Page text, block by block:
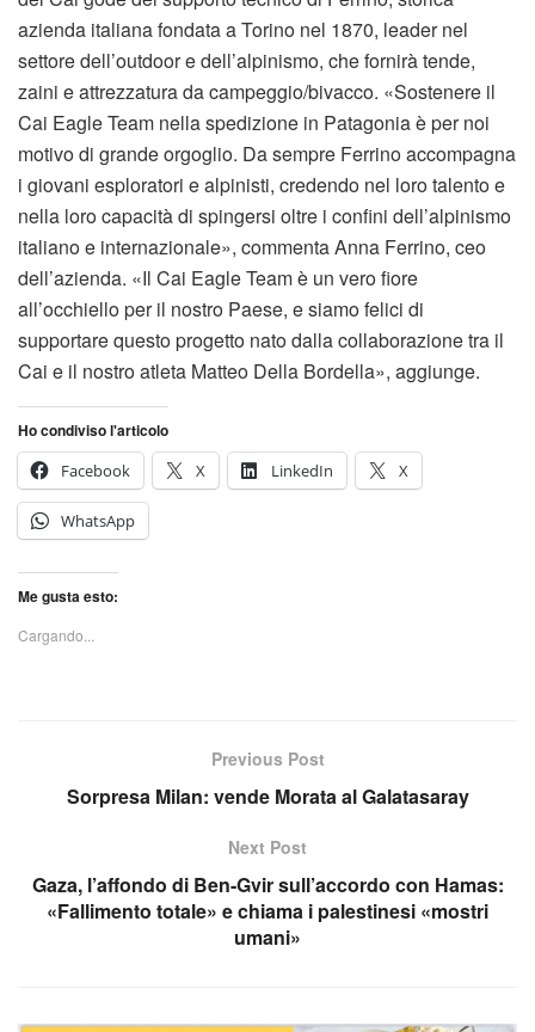
azienda italiana fondata a Torino nel 1870, leader nel
settore dell’outdoor e dell’alpinismo, che fornirà tende,
zaini e attrezzatura da campeggio/bivacco. «Sostenere il
Cai Eagle Team nella spedizione in Patagonia è per noi
motivo di grande orgoglio. Da sempre Ferrino accompagna
i giovani esploratori e alpinisti, credendo nel loro talento e
nella loro capacità di spingersi oltre i confini dell’alpinismo
italiano e internazionale», commenta Anna Ferrino, ceo
dell’azienda. «Il Cai Eagle Team è un vero fiore
all’occhiello per il nostro Paese, e siamo felici di
supportare questo progetto nato dalla collaborazione tra il
Cai e il nostro atleta Matteo Della Bordella», aggiunge.
Ho condiviso l'articolo
Facebook
X LinkedIn X
WhatsApp
Me gusta esto:
Cargando...
Previous Post
Sorpresa Milan: vende Morata al Galatasaray
Next Post
Gaza, l’affondo di Ben-Gvir sull’accordo con Hamas:
«Fallimento totale» e chiama i palestinesi «mostri
umani»